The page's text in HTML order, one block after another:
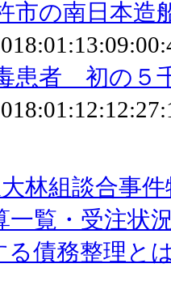
の南日本造
患者 初の
林組談合事
一覧・受注状
る債務整理と